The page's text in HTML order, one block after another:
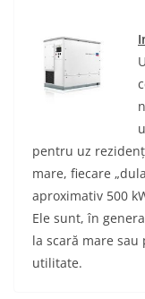
pentru uz
mare, fiecare
aproximativ 500
Ele sunt, în
la scară mare
utilitate.